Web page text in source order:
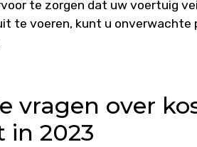
te zorgen dat uw voertuig
te voeren, kunt u onverwachte
vragen over
in 2023